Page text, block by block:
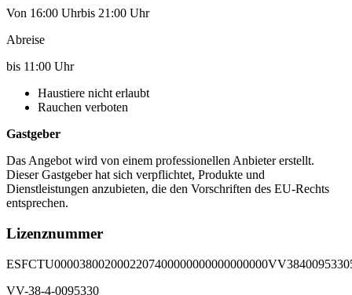
Von 16:00 Uhrbis 21:00 Uhr
Abreise
bis 11:00 Uhr
Haustiere nicht erlaubt
Rauchen verboten
Gastgeber
Das Angebot wird von einem professionellen Anbieter erstellt.
Dieser Gastgeber hat sich verpflichtet, Produkte und
Dienstleistungen anzubieten, die den Vorschriften des EU-Rechts
entsprechen.
Lizenznummer
VV-38-4-0095330